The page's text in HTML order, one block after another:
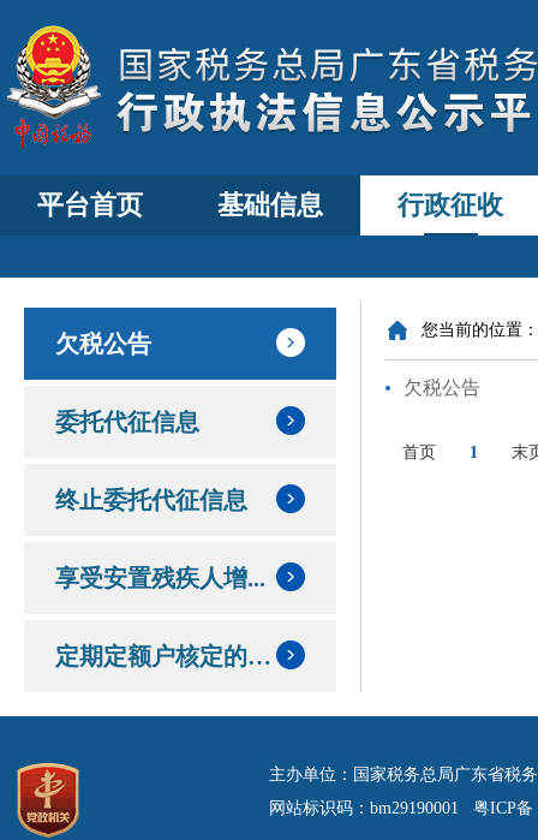
平台首页 基础信息 行政征收
欠税公告
委托代征信息
终止委托代征信息
享受安置残疾人增...
定期定额户核定的定额和应纳税额情况
您当前的位置
欠税公告
首页 1 末
主办单位：国家税务总局广东省税
网站标识码：bm29190001 粤ICP